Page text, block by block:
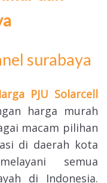
PJU Solarcell
harga murah
macam pilihan
di daerah kota
semua
di Indonesia.